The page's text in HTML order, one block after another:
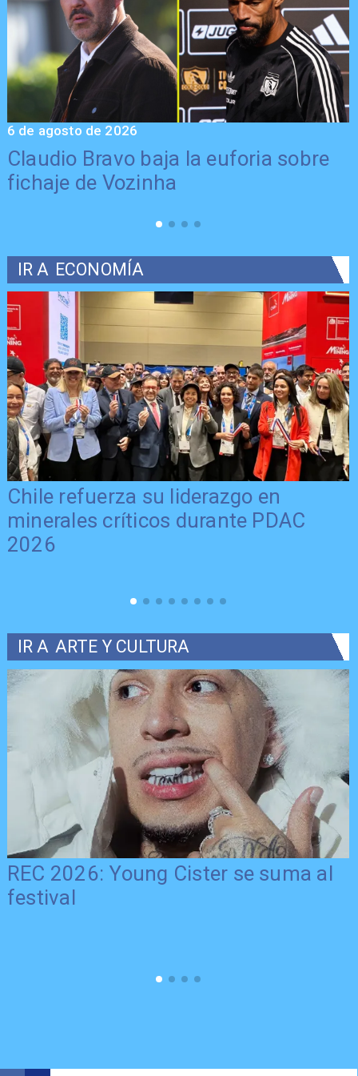
Claudio Bravo baja la euforia sobre
fichaje de Vozinha
6 de agosto de 2026
IR A ECONOMÍA
Chile refuerza su liderazgo en
minerales críticos durante PDAC
2026
IR A ARTE Y CULTURA
REC 2026: Young Cister se suma al
festival